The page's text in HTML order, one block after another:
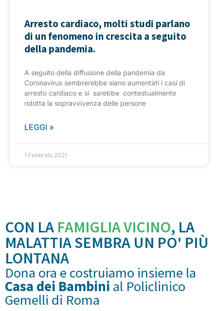
Arresto cardiaco, molti studi parlano
di un fenomeno in crescita a seguito
della pandemia.
A seguito della diffusione della pandemia da
Coronavirus sembrerebbe siano aumentati i casi di
arresto cardiaco e si sarebbe contestualmente
ridotta la sopravvivenza delle persone
LEGGI »
1 Febbraio 2021
CON LA FAMIGLIA VICINO, LA
MALATTIA SEMBRA UN PO' PIÙ
LONTANA
Dona ora e costruiamo insieme la
Casa dei Bambini al Policlinico
Gemelli di Roma